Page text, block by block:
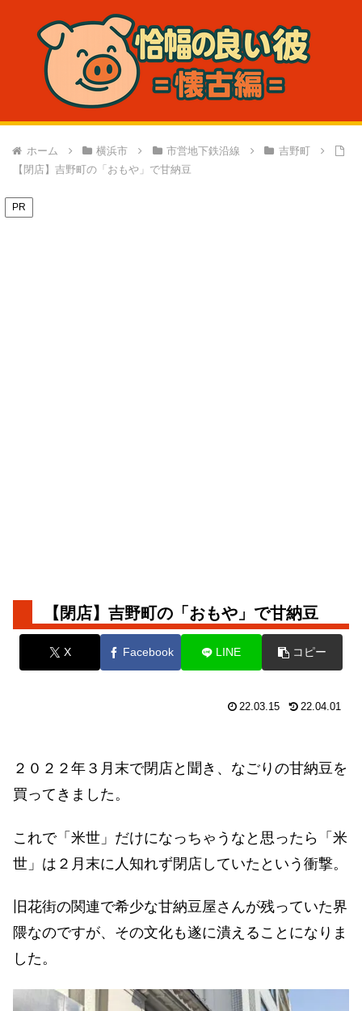
ホーム 横浜市 市営地下鉄沿線
吉野町
【閉店】吉野町の「おもや」で甘納豆
PR
【閉店】吉野町の「おもや」で甘納豆
X Facebook LINE コピー
22.03.15 22.04.01
２０２２年３月末で閉店と聞き、なごりの甘納豆を
買ってきました。
これで「米世」だけになっちゃうなと思ったら「米
世」は２月末に人知れず閉店していたという衝撃。
旧花街の関連で希少な甘納豆屋さんが残っていた界
隈なのですが、その文化も遂に潰えることになりま
した。